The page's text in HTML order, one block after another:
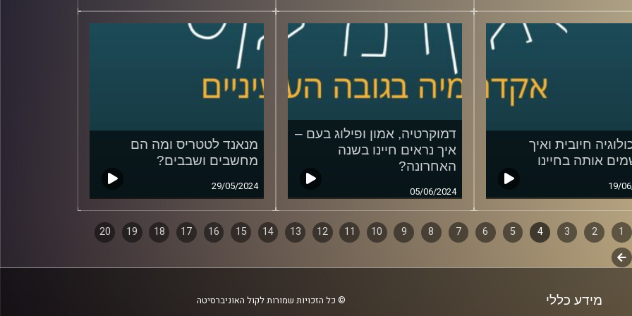
חיובית ואיך
אותה בחיינו
19/
דמוקרטיה, אמון ופילוג בעם –
איך נראים חיינו בשנה
האחרונה?
05/06/2024
מנאנד לטטריס ומה הם
מחשבים ושבבים?
29/05/2024
1
2
3
4
5
6
7
8
9
10
11
12
13
14
15
16
17
18
19
20
לשלב
מידע כללי © כל הזכויות שמורות לקול האוניברסיטה